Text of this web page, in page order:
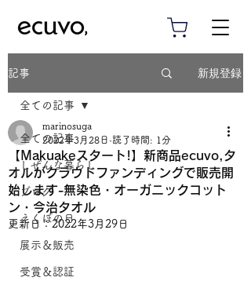
記事 新規登録
全ての記事
しぜんな暮らし
ブログ
えくぼの日
展示＆販売
受賞＆認証
全ての記事
【Makuakeスタート!】新商品ecuvo,タ
オルがクラウドファンディングで販売開
始します-無染色・オーガニックコット
ン・今治タオル
marinosuga
2022年3月28日 読了時間: 1分
更新日：2022年3月29日